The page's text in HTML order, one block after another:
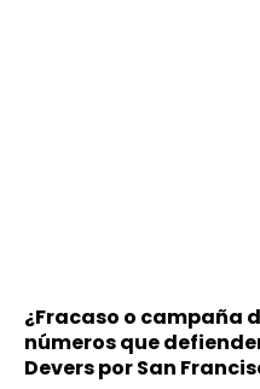
¿Fracaso o campaña
números que
Devers por San